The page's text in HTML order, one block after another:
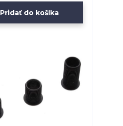
Pridať do košíka